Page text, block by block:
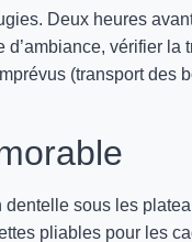
Deux heures
vérifier la
(transport des
sous les
pliables pour les